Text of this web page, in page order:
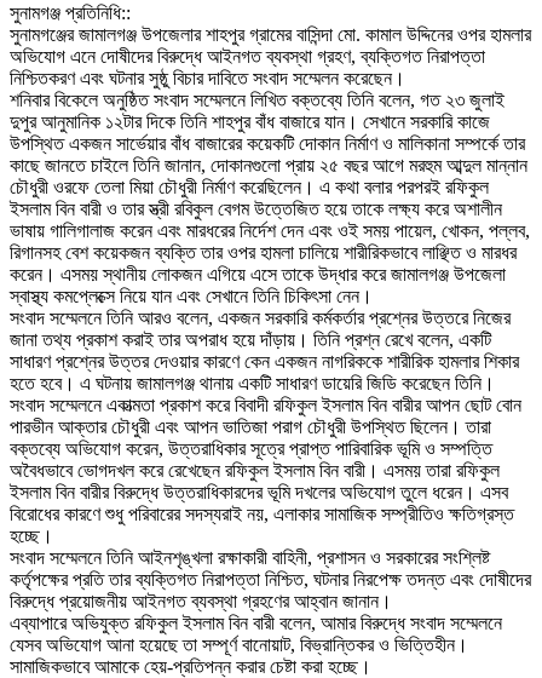
‎সুনামগঞ্জ প্রতিনিধি::
‎সুনামগঞ্জের জামালগঞ্জ উপজেলার শাহপুর গ্রামের বাসিন্দা মো. কামাল উদ্দিনের ওপর হামলার
অভিযোগ এনে দোষীদের বিরুদ্ধে আইনগত ব্যবস্থা গ্রহণ, ব্যক্তিগত নিরাপত্তা
নিশ্চিতকরণ এবং ঘটনার সুষ্ঠু বিচার দাবিতে সংবাদ সম্মেলন করেছেন।
‎শনিবার বিকেলে অনুষ্ঠিত সংবাদ সম্মেলনে লিখিত বক্তব্যে তিনি বলেন, গত ২৩ জুলাই
দুপুর আনুমানিক ১২টার দিকে তিনি শাহপুর বাঁধ বাজারে যান। সেখানে সরকারি কাজে
উপস্থিত একজন সার্ভেয়ার বাঁধ বাজারের কয়েকটি দোকান নির্মাণ ও মালিকানা সম্পর্কে তার
কাছে জানতে চাইলে তিনি জানান, দোকানগুলো প্রায় ২৫ বছর আগে মরহুম আব্দুল মান্নান
চৌধুরী ওরফে তেলা মিয়া চৌধুরী নির্মাণ করেছিলেন। এ কথা বলার পরপরই রফিকুল
ইসলাম বিন বারী ও তার স্ত্রী রবিকুল বেগম উত্তেজিত হয়ে তাকে লক্ষ্য করে অশালীন
ভাষায় গালিগালাজ করেন এবং মারধরের নির্দেশ দেন এবং ওই সময় পায়েল, খোকন, পল্লব,
রিগানসহ বেশ কয়েকজন ব্যক্তি তার ওপর হামলা চালিয়ে শারীরিকভাবে লাঞ্ছিত ও মারধর
করেন। এসময় স্থানীয় লোকজন এগিয়ে এসে তাকে উদ্ধার করে জামালগঞ্জ উপজেলা
স্বাস্থ্য কমপ্লেক্সে নিয়ে যান এবং সেখানে তিনি চিকিৎসা নেন।
‎সংবাদ সম্মেলনে তিনি আরও বলেন, একজন সরকারি কর্মকর্তার প্রশ্নের উত্তরে নিজের
জানা তথ্য প্রকাশ করাই তার অপরাধ হয়ে দাঁড়ায়। তিনি প্রশ্ন রেখে বলেন, একটি
সাধারণ প্রশ্নের উত্তর দেওয়ার কারণে কেন একজন নাগরিককে শারীরিক হামলার শিকার
হতে হবে। এ ঘটনায় জামালগঞ্জ থানায় একটি সাধারণ ডায়েরি জিডি করেছেন তিনি।
‎সংবাদ সম্মেলনে একাত্মতা প্রকাশ করে বিবাদী রফিকুল ইসলাম বিন বারীর আপন ছোট বোন
পারভীন আক্তার চৌধুরী এবং আপন ভাতিজা পরাগ চৌধুরী উপস্থিত ছিলেন। তারা
বক্তব্যে অভিযোগ করেন, উত্তরাধিকার সূত্রে প্রাপ্ত পারিবারিক ভূমি ও সম্পত্তি
অবৈধভাবে ভোগদখল করে রেখেছেন রফিকুল ইসলাম বিন বারী। এসময় তারা রফিকুল
ইসলাম বিন বারীর বিরুদ্ধে উত্তরাধিকারদের ভূমি দখলের অভিযোগ তুলে ধরেন। এসব
বিরোধের কারণে শুধু পরিবারের সদস্যরাই নয়, এলাকার সামাজিক সম্প্রীতিও ক্ষতিগ্রস্ত
হচ্ছে।
‎সংবাদ সম্মেলনে তিনি আইনশৃঙ্খলা রক্ষাকারী বাহিনী, প্রশাসন ও সরকারের সংশ্লিষ্ট
কর্তৃপক্ষের প্রতি তার ব্যক্তিগত নিরাপত্তা নিশ্চিত, ঘটনার নিরপেক্ষ তদন্ত এবং দোষীদের
বিরুদ্ধে প্রয়োজনীয় আইনগত ব্যবস্থা গ্রহণের আহ্বান জানান।
‎এব্যাপারে অভিযুক্ত রফিকুল ইসলাম বিন বারী বলেন, আমার বিরুদ্ধে সংবাদ সম্মেলনে
যেসব অভিযোগ আনা হয়েছে তা সম্পূর্ণ বানোয়াট, বিভ্রান্তিকর ও ভিত্তিহীন।
সামাজিকভাবে আমাকে হেয়-প্রতিপন্ন করার চেষ্টা করা হচ্ছে।